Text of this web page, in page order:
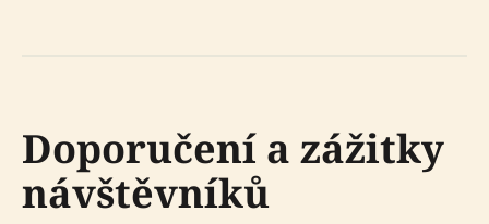
Doporučení a zážitky
návštěvníků